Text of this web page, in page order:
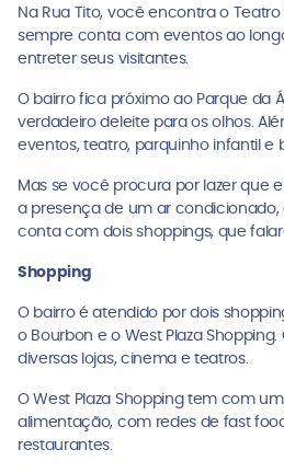
Na Rua Tito, você encontra o
sempre conta com eventos ao
entreter seus visitantes.
O bairro fica próximo ao Parque da
verdadeiro deleite para os olhos.
eventos, teatro, parquinho infantil e
Mas se você procura por lazer que
a presença de um ar condicionado,
conta com dois shoppings, que
Shopping
O bairro é atendido por dois
o Bourbon e o West Plaza
diversas lojas, cinema e teatros.
O West Plaza Shopping tem com
alimentação, com redes de fast
restaurantes.